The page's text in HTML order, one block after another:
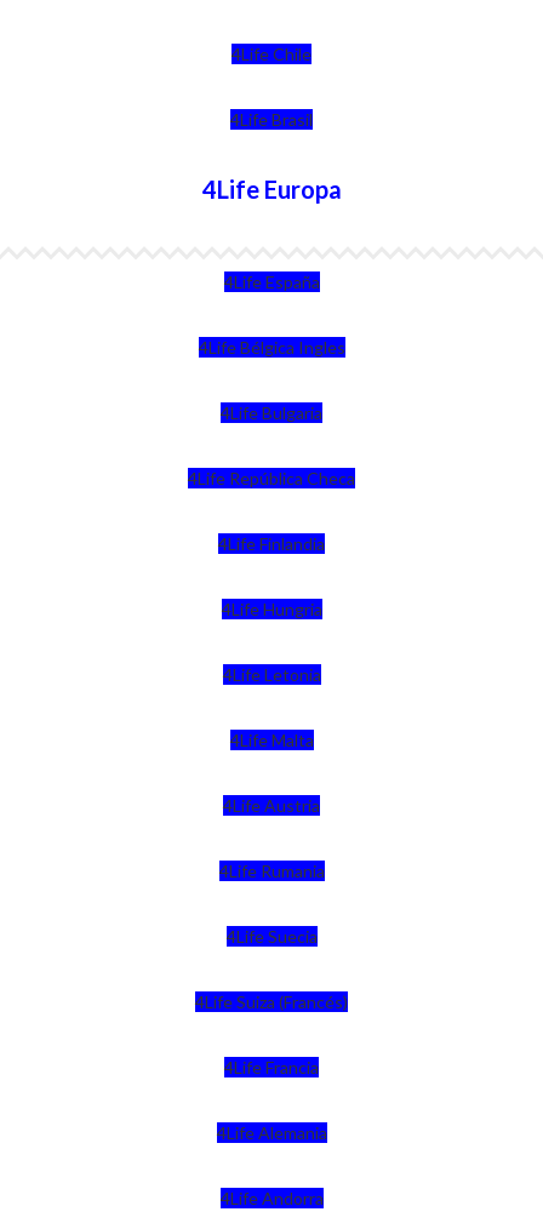
4Life Chile
4Life Brasil
4Life Europa
4Life España
4Life Bélgica Ingles
4Life Bulgaria
4Life República Checa
4Life Finlandia
4Life Hungria
4Life Letonia
4Life Malta
4Life Austria
4Life Rumania
4Life Suecia
4Life Suiza (Francés)
4Life Francia
4Life Alemania
4Life Andorra